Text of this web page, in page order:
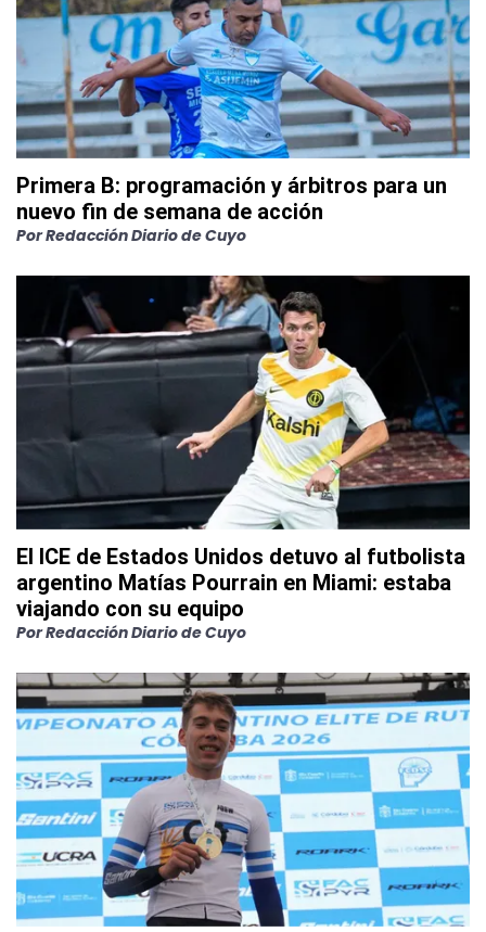
Primera B: programación y árbitros para un
nuevo fin de semana de acción
PorRedacción Diario de Cuyo
El ICE de Estados Unidos detuvo al futbolista
argentino Matías Pourrain en Miami: estaba
viajando con su equipo
PorRedacción Diario de Cuyo